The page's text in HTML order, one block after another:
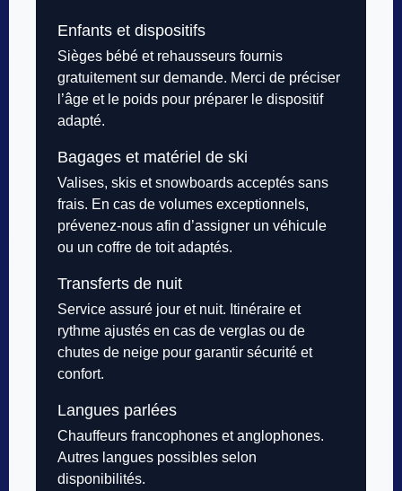
Enfants et dispositifs
Sièges bébé et rehausseurs fournis
gratuitement sur demande. Merci de préciser
l’âge et le poids pour préparer le dispositif
adapté.
Bagages et matériel de ski
Valises, skis et snowboards acceptés sans
frais. En cas de volumes exceptionnels,
prévenez-nous afin d’assigner un véhicule
ou un coffre de toit adaptés.
Transferts de nuit
Service assuré jour et nuit. Itinéraire et
rythme ajustés en cas de verglas ou de
chutes de neige pour garantir sécurité et
confort.
Langues parlées
Chauffeurs francophones et anglophones.
Autres langues possibles selon
disponibilités.